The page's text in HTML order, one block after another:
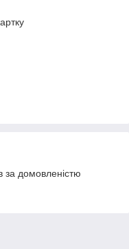
за домовленістю